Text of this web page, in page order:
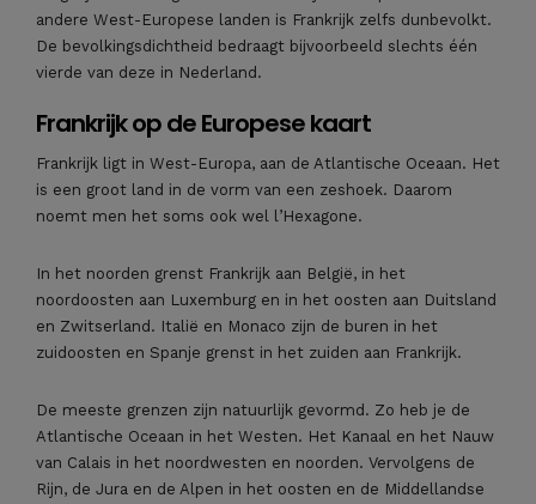
andere West-Europese landen is Frankrijk zelfs dunbevolkt.
De bevolkingsdichtheid bedraagt bijvoorbeeld slechts één
vierde van deze in Nederland.
Frankrijk op de Europese kaart
Frankrijk ligt in West-Europa, aan de Atlantische Oceaan. Het
is een groot land in de vorm van een zeshoek. Daarom
noemt men het soms ook wel l’Hexagone.
In het noorden grenst Frankrijk aan België, in het
noordoosten aan Luxemburg en in het oosten aan Duitsland
en Zwitserland. Italië en Monaco zijn de buren in het
zuidoosten en Spanje grenst in het zuiden aan Frankrijk.
De meeste grenzen zijn natuurlijk gevormd. Zo heb je de
Atlantische Oceaan in het Westen. Het Kanaal en het Nauw
van Calais in het noordwesten en noorden. Vervolgens de
Rijn, de Jura en de Alpen in het oosten en de Middellandse